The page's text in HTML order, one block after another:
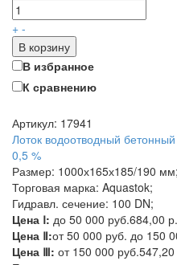
+ -
В корзину
В избранное
К сравнению
Артикул: 17941
Лоток водоотводный
0,5 %
Размер: 1000х165х185/190 мм;
Торговая марка: Aquastok;
Гидравл. сечение: 100 DN;
Цена Ⅰ: до 50 000 руб.684,00 р.
Цена Ⅱ:от 50 000 руб. до 150
Цена Ⅲ: от 150 000 руб.547,20